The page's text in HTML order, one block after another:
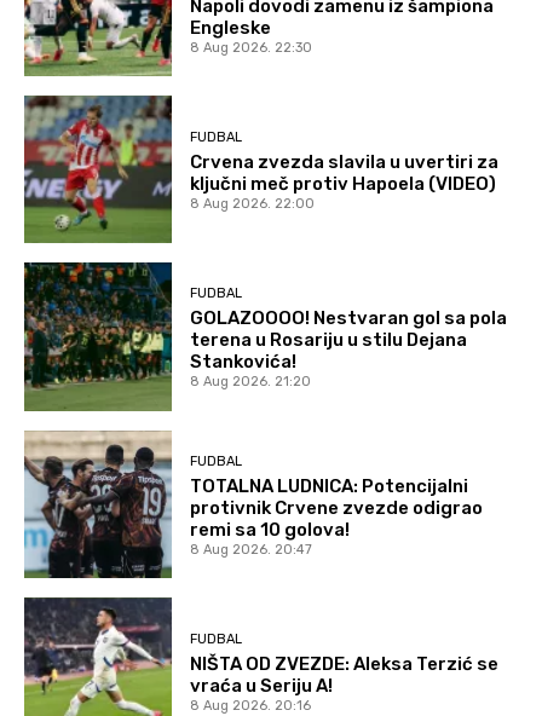
Napoli dovodi zamenu iz šampiona
Engleske
8 Aug 2026. 22:30
FUDBAL
Crvena zvezda slavila u uvertiri za
ključni meč protiv Hapoela (VIDEO)
8 Aug 2026. 22:00
FUDBAL
GOLAZOOOO! Nestvaran gol sa pola
terena u Rosariju u stilu Dejana
Stankovića!
8 Aug 2026. 21:20
FUDBAL
TOTALNA LUDNICA: Potencijalni
protivnik Crvene zvezde odigrao
remi sa 10 golova!
8 Aug 2026. 20:47
FUDBAL
NIŠTA OD ZVEZDE: Aleksa Terzić se
vraća u Seriju A!
8 Aug 2026. 20:16